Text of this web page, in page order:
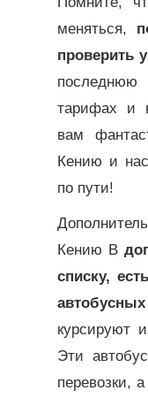
меняться,
проверить
тарифах и
вам
Кению и
по пути!
Кению В
списку,
курсируют
Эти
перевозки,